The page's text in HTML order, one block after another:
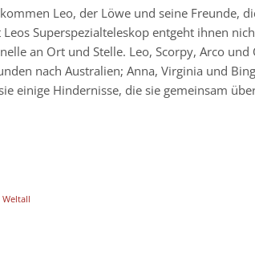
Leo, der Löwe und seine Freunde,
Superspezialteleskop entgeht ihnen
an Ort und Stelle. Leo, Scorpy, Arco und
nach Australien; Anna, Virginia und
einige Hindernisse, die sie gemeinsam
Weltall